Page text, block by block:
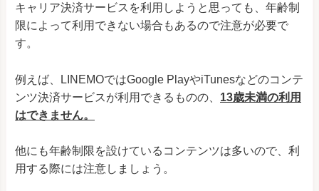
キャリア決済サービスを利用しようと思っても、年齢制
限によって利用できない場合もあるので注意が必要で
す。
例えば、LINEMOではGoogle PlayやiTunesなどのコンテ
ンツ決済サービスが利用できるものの、 13歳未満の利用
はできません。
他にも年齢制限を設けているコンテンツは多いので、利
用する際には注意しましょう。